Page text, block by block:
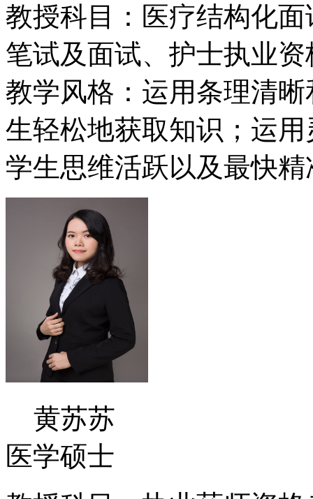
教授科目：医疗结构化
笔试及面试、护士执业
教学风格：运用条理清
生轻松地获取知识；运
学生思维活跃以及最快
黄苏苏
医学硕士